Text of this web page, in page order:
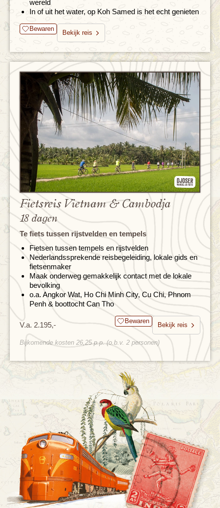
wereld
In of uit het water, op Koh Samed is het echt genieten
Bewaren
Bekijk reis
Fietsreis Vietnam & Cambodja
18 dagen
Te fiets tussen rijstvelden en tempels
Fietsen tussen tempels en rijstvelden
Nederlandssprekende reisbegeleiding, lokale gids en
fietsenmaker
Maak onderweg gemakkelijk contact met de lokale
bevolking
o.a. Angkor Wat, Ho Chi Minh City, Cu Chi, Phnom
Penh & boottocht Can Tho
V.a. 2.195,- Bewaren
Bekijk reis
Bijkomende kosten 26,25 p.p. (o.b.v. 2 personen)